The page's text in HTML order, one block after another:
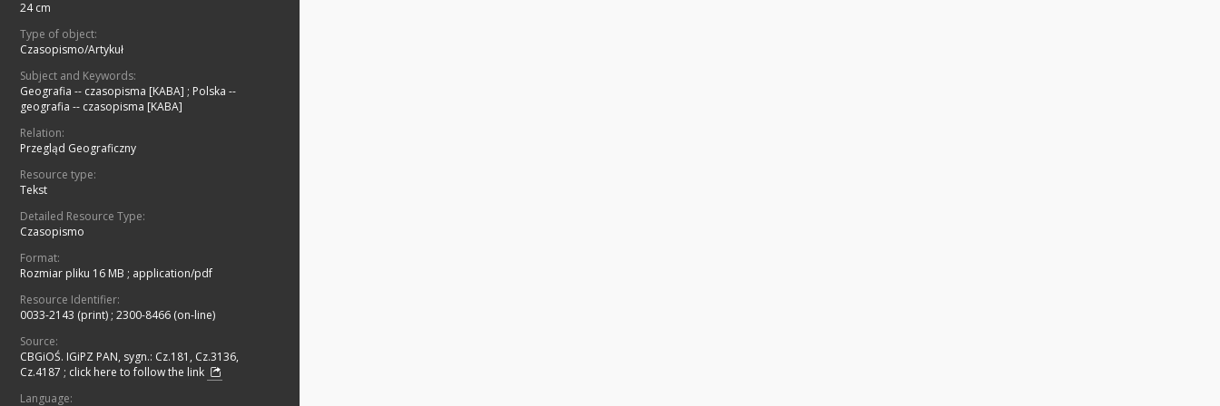
24 cm
Type of object:
Czasopismo/Artykuł
Subject and Keywords:
Geografia -- czasopisma [KABA] ; Polska --
geografia -- czasopisma [KABA]
Relation:
Przegląd Geograficzny
Resource type:
Tekst
Detailed Resource Type:
Czasopismo
Format:
Rozmiar pliku 16 MB ; application/pdf
Resource Identifier:
0033-2143 (print) ; 2300-8466 (on-line)
Source:
CBGiOŚ. IGiPZ PAN, sygn.: Cz.181, Cz.3136,
Cz.4187 ; click here to follow the link
Language: